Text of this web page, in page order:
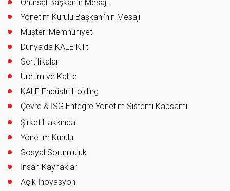
Onursal Başkan'ın Mesajı
Yönetim Kurulu Başkanı’nın Mesajı
Müşteri Memnuniyeti
Dünya’da KALE Kilit
Sertifikalar
Üretim ve Kalite
KALE Endüstri Holding
Çevre & İSG Entegre Yönetim Sistemi Kapsamı
Şirket Hakkında
Yönetim Kurulu
Sosyal Sorumluluk
İnsan Kaynakları
Açık İnovasyon